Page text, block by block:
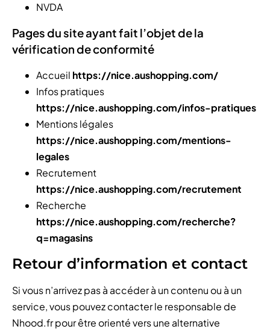
NVDA
Pages du site ayant fait l’objet de la
vérification de conformité
Accueil https://nice.aushopping.com/
Infos pratiques
https://nice.aushopping.com/infos-pratiques
Mentions légales
https://nice.aushopping.com/mentions-
legales
Recrutement
https://nice.aushopping.com/recrutement
Recherche
https://nice.aushopping.com/recherche?
q=magasins
Retour d’information et contact
Si vous n’arrivez pas à accéder à un contenu ou à un
service, vous pouvez contacter le responsable de
Nhood.fr pour être orienté vers une alternative